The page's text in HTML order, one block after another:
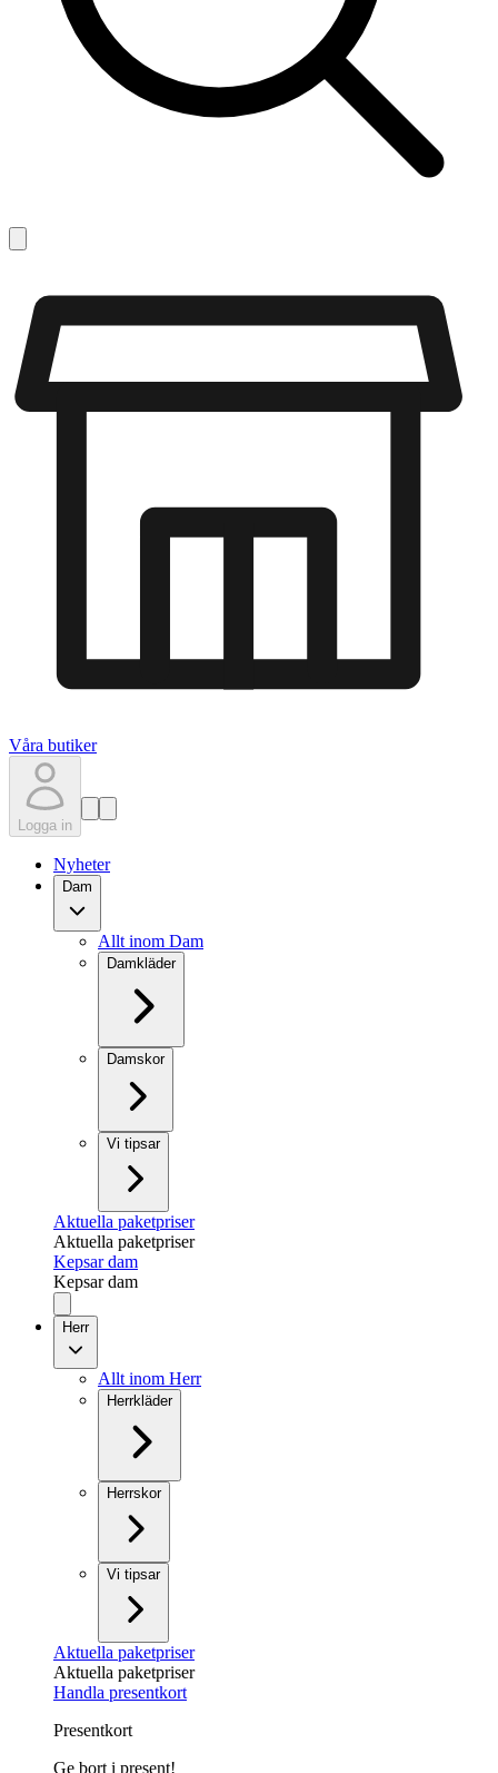
Våra butiker
Logga in
Nyheter
Dam
Allt inom Dam
Damkläder
Damskor
Vi tipsar
Aktuella paketpriser
Aktuella paketpriser
Kepsar dam
Kepsar dam
Herr
Allt inom Herr
Herrkläder
Herrskor
Vi tipsar
Aktuella paketpriser
Aktuella paketpriser
Handla presentkort
Presentkort
Ge bort i present!